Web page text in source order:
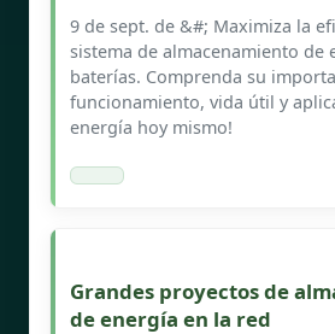
9 de sept. de &#; Maximiza la
sistema de almacenamiento de
baterías. Comprenda su
funcionamiento, vida útil y
energía hoy mismo!
Grandes proyectos de
de energía en la red